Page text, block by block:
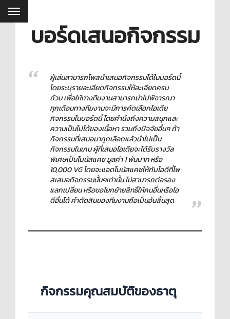
บอร์ดเสนอกิจกรรม
ผู้เล่นสามารถโพสนำเสนอกิจกรรมได้ในบอร์ดนี้
โดยระบุรายละเอียดกิจกรรมให้ละเอียดครบ
ถ้วน เพื่อให้ทางทีมงานสามารถนำไปพิจารณา
ทุกเดือนทางทีมงานจะมีการคัดเลือกไอเดีย
กิจกรรมในบอร์ดนี้ โดยคำนึงถึงความสนุกและ
ความเป็นไปได้ของเนื้อหา รวมถึงปัจจัยอื่นๆ ถ้า
กิจกรรมที่เสนอมาถูกเลือกแล้วนำไปเป็น
กิจกรรมในเกม ผู้ที่เสนอไอเดียจะได้รับรางวัล
พิเศษเป็นโบนัสแคช มูลค่า 1 พันบาท หรือ
10,000 VG โดยจะแอดโบนัสแคชให้กับไอดีที่โพ
สเสนอกิจกรรมนั้นๆเท่านั้น ไม่สามารถต่อรอง
แลกเปลี่ยน หรือขอโยกย้ายสิทธิ์ให้คนอื่นหรือไอ
ดีอื่นได้ คำตัดสินของทีมงานถือเป็นอันสิ้นสุด
กิจกรรมคุณสมบัติของธาตุ